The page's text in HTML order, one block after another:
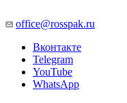
office@rosspak.ru
Вконтакте
Telegram
YouTube
WhatsApp